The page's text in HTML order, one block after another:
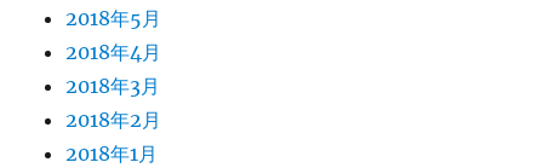
2018年5月
2018年4月
2018年3月
2018年2月
2018年1月